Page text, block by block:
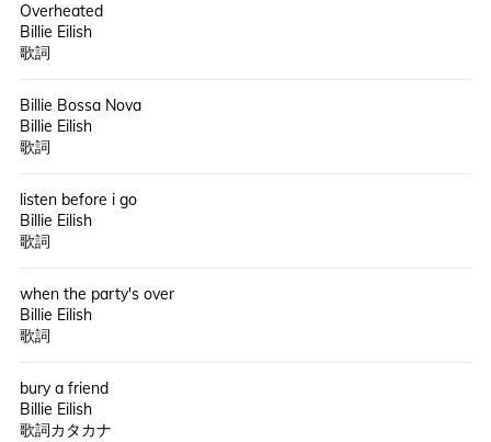
Overheated
Billie Eilish
歌詞
Billie Bossa Nova
Billie Eilish
歌詞
listen before i go
Billie Eilish
歌詞
when the party's over
Billie Eilish
歌詞
bury a friend
Billie Eilish
歌詞カタカナ